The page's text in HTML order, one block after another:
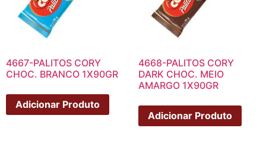
4667-PALITOS CORY
CHOC. BRANCO 1X90GR
Adicionar Produto
4668-PALITOS CORY
DARK CHOC. MEIO
AMARGO 1X90GR
Adicionar Produto